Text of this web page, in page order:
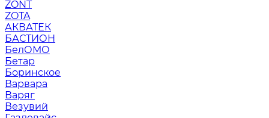
ZONT
ZOTA
АКВАТЕК
БАСТИОН
БелОМО
Бетар
Боринское
Варвара
Варяг
Везувий